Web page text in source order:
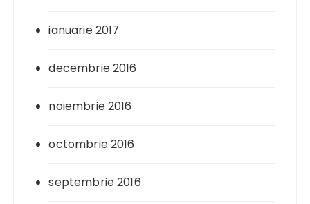
ianuarie 2017
decembrie 2016
noiembrie 2016
octombrie 2016
septembrie 2016